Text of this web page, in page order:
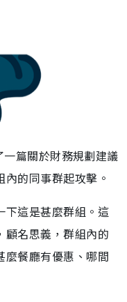
篇關於財務規劃建議
的同事群起攻擊。
下這是甚麼群組。這
顧名思義，群組內的
麼餐廳有優惠、哪間